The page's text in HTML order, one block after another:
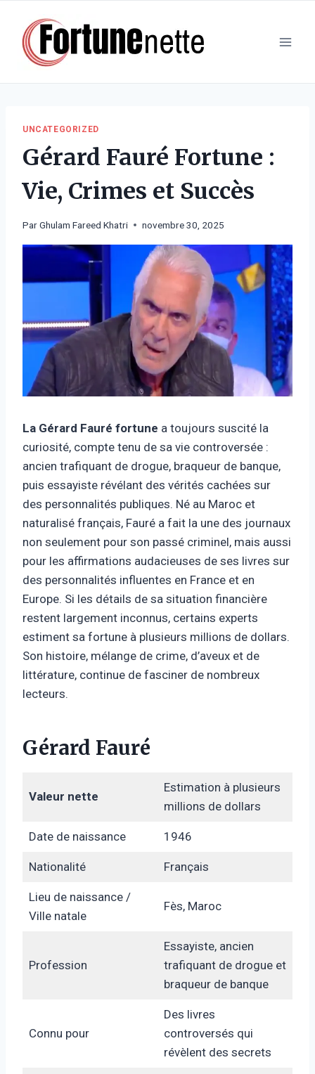
contenu
UNCATEGORIZED
Gérard Fauré Fortune :
Vie, Crimes et Succès
ParGhulam Fareed Khatri novembre 30, 2025
La Gérard Fauré fortune a toujours suscité la
curiosité, compte tenu de sa vie controversée :
ancien trafiquant de drogue, braqueur de banque,
puis essayiste révélant des vérités cachées sur
des personnalités publiques. Né au Maroc et
naturalisé français, Fauré a fait la une des journaux
non seulement pour son passé criminel, mais aussi
pour les affirmations audacieuses de ses livres sur
des personnalités influentes en France et en
Europe. Si les détails de sa situation financière
restent largement inconnus, certains experts
estiment sa fortune à plusieurs millions de dollars.
Son histoire, mélange de crime, d’aveux et de
littérature, continue de fasciner de nombreux
lecteurs.
Gérard Fauré
Valeur nette
Estimation à plusieurs
millions de dollars
Date de naissance 1946
Nationalité Français
Lieu de naissance /
Ville natale
Fès, Maroc
Profession
Essayiste, ancien
trafiquant de drogue et
braqueur de banque
Connu pour
Des livres
controversés qui
révèlent des secrets